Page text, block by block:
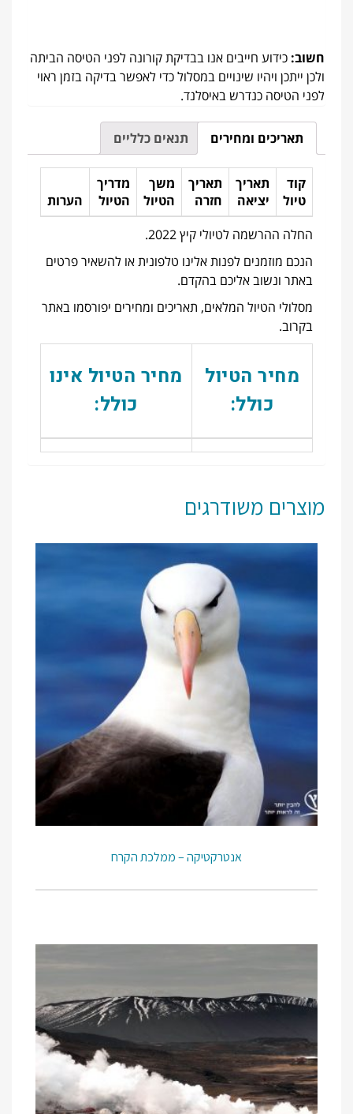
חשוב: כידוע חייבים אנו בבדיקת קורונה לפני הטיסה הביתה
ולכן ייתכן ויהיו שינויים במסלול כדי לאפשר בדיקה בזמן ראוי
לפני הטיסה כנדרש באיסלנד.
תאריכים ומחירים תנאים כלליים
קוד
טיול
תאריך
יציאה
תאריך
חזרה
משך
הטיול
מדריך
הטיול
הערות
החלה ההרשמה לטיולי קיץ 2022.
הנכם מוזמנים לפנות אלינו טלפונית או להשאיר פרטים
באתר ונשוב אליכם בהקדם.
מסלולי הטיול המלאים, תאריכים ומחירים יפורסמו באתר
בקרוב.
מחיר הטיול
כולל:
מחיר הטיול אינו
כולל:
מוצרים משודרגים
אנטרקטיקה – ממלכת הקרח